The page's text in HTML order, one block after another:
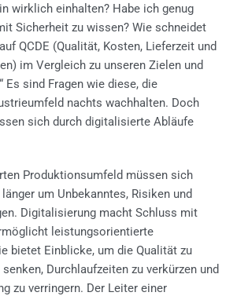
wirklich einhalten? Habe ich genug
Sicherheit zu wissen? Wie schneidet
QCDE (Qualität, Kosten, Lieferzeit und
im Vergleich zu unseren Zielen und
Es sind Fragen wie diese, die
nachts wachhalten. Doch
sich durch digitalisierte Abläufe
Produktionsumfeld müssen sich
um Unbekanntes, Risiken und
Digitalisierung macht Schluss mit
leistungsorientierte
bietet Einblicke, um die Qualität zu
Durchlaufzeiten zu verkürzen und
zu verringern. Der Leiter einer